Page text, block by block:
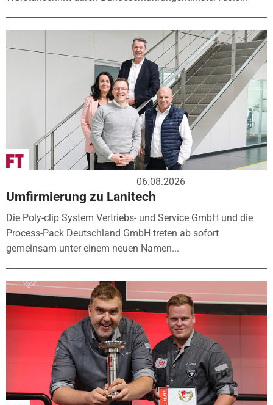
06.08.2026
Umfirmierung zu Lanitech
Die Poly-clip System Vertriebs- und Service GmbH und die
Process-Pack Deutschland GmbH treten ab sofort
gemeinsam unter einem neuen Namen...